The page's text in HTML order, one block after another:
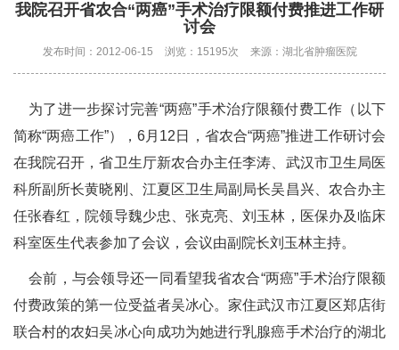
我院召开省农合“两癌”手术治疗限额付费推进工作研
讨会
发布时间：2012-06-15 浏览：15195次 来源：湖北省肿瘤医院
为了进一步探讨完善“两癌”手术治疗限额付费工作（以下
简称“两癌工作”），6月12日，省农合“两癌”推进工作研讨会
在我院召开，省卫生厅新农合办主任李涛、武汉市卫生局医
科所副所长黄晓刚、江夏区卫生局副局长吴昌兴、农合办主
任张春红，院领导魏少忠、张克亮、刘玉林，医保办及临床
科室医生代表参加了会议，会议由副院长刘玉林主持。
会前，与会领导还一同看望我省农合“两癌”手术治疗限额
付费政策的第一位受益者吴冰心。家住武汉市江夏区郑店街
联合村的农妇吴冰心向成功为她进行乳腺癌手术治疗的湖北